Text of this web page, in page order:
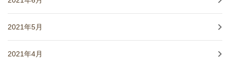
2021年5月
2021年4月